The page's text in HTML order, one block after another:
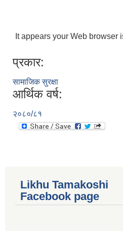
It appears your Web
प्रकार:
सामाजिक सुरक्षा
आर्थिक वर्ष:
२०८०/८१
Likhu Tamakoshi
Facebook page